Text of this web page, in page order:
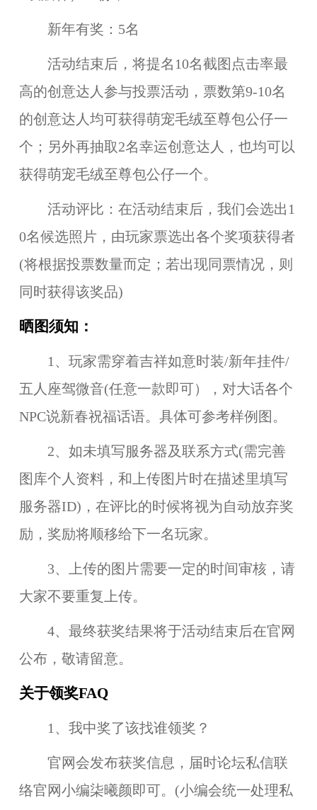
新年有奖： 5名
活动结束后，将提名10名截图点击率最
高的创意达人参与投票活动，票数第9-10名
的创意达人均可获得萌宠毛绒至尊包公仔一
个；另外再抽取2名幸运创意达人，也均可以
获得萌宠毛绒至尊包公仔一个。
活动评比： 在活动结束后，我们会选出1
0名候选照片，由玩家票选出各个奖项获得者
(将根据投票数量而定；若出现同票情况，则
同时获得该奖品)
晒图须知：
1、 玩家需穿着吉祥如意时装/新年挂件/
五人座驾微音(任意一款即可），对大话各个
NPC说新春祝福话语。具体可参考样例图。
2、如未填写服务器及联系方式(需完善
图库个人资料，和上传图片时在描述里填写
服务器ID)，在评比的时候将视为自动放弃奖
励，奖励将顺移给下一名玩家。
3、上传的图片需要一定的时间审核，请
大家不要重复上传。
4、最终获奖结果将于活动结束后在官网
公布，敬请留意。
关于领奖FAQ
1、我中奖了该找谁领奖？
官网会发布获奖信息，届时论坛私信联
络官网小编柒曦颜即可。(小编会统一处理私